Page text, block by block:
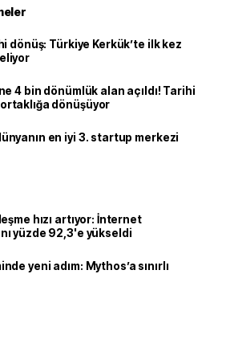
dönüş: Türkiye Kerkük’te ilk kez
4 bin dönümlük alan açıldı! Tarihi
dönüşüyor
en iyi 3. startup merkezi
hızı artıyor: İnternet
yüzde 92,3'e yükseldi
yeni adım: Mythos’a sınırlı